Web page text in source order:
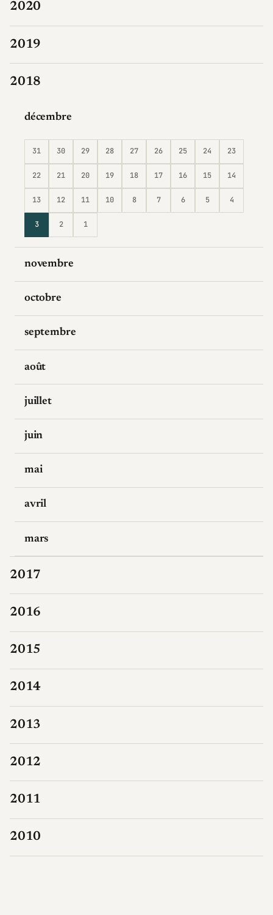
2020
2019
2018
décembre
31 30 29 28 27 26 25 24 23
22 21 20 19 18 17 16 15 14
13 12 11 10 8 7 6 5 4
3 2 1
novembre
octobre
septembre
août
juillet
juin
mai
avril
mars
2017
2016
2015
2014
2013
2012
2011
2010